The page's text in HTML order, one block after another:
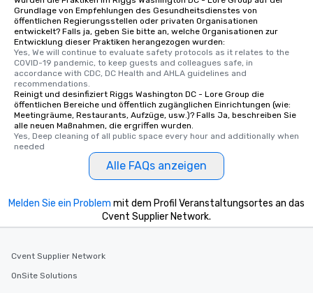
Grundlage von Empfehlungen des Gesundheitsdienstes von
öffentlichen Regierungsstellen oder privaten Organisationen
entwickelt? Falls ja, geben Sie bitte an, welche Organisationen zur
Entwicklung dieser Praktiken herangezogen wurden:
Yes, We will continue to evaluate safety protocols as it relates to the
COVID-19 pandemic, to keep guests and colleagues safe, in
accordance with CDC, DC Health and AHLA guidelines and
recommendations.
Reinigt und desinfiziert Riggs Washington DC - Lore Group die
öffentlichen Bereiche und öffentlich zugänglichen Einrichtungen (wie:
Meetingräume, Restaurants, Aufzüge, usw.)? Falls Ja, beschreiben Sie
alle neuen Maßnahmen, die ergriffen wurden.
Yes, Deep cleaning of all public space every hour and additionally when
needed
Alle FAQs anzeigen
Melden Sie ein Problem mit dem Profil Veranstaltungsortes an das
Cvent Supplier Network.
Cvent Supplier Network
OnSite Solutions